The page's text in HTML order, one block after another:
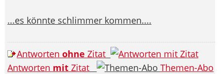
...es könnte schlimmer kommen....
Antworten ohne Zitat
Antworten mit Zitat
Themen-Abo